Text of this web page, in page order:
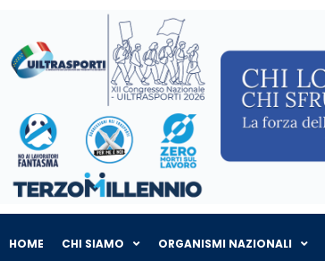
HOME CHI SIAMO ORGANISMI NAZIONALI